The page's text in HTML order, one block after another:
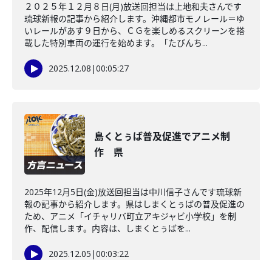
２０２５年１２月８日(月)放送回担当は上地和夫さんです
琉球新報の記事から紹介します。沖縄都市モノレール＝ゆ
いレールがあす９日から、ＣＧを楽しめるスクリーンを搭
載した特別車両の運行を始めます。「たびんち...
2025.12.08 |00:05:27
島くとぅば普及促進でアニメ制
作 県
2025年12月5日(金)放送回担当は中川信子さんです琉球新
報の記事から紹介します。県はしまくとぅばの普及促進の
ため、アニメ「イチャリバ町立アキジャビ小学校」を制
作、配信します。内容は、しまくとぅばを...
2025.12.05 |00:03:22